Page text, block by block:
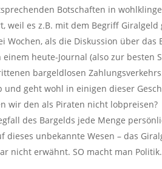
Botschaften in
weil es z.B. mit dem Begriff
Wochen, als die Diskussion über
heute-Journal (also zur besten
bargeldlosen
geht wohl in einigen dieser
wir den als Piraten nicht lobpreisen?
des Bargelds jede Menge
dieses unbekannte Wesen – das
nicht erwähnt. SO macht man